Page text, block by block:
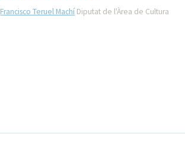
Francisco Teruel Machí Diputat de l'Àrea de Cultura